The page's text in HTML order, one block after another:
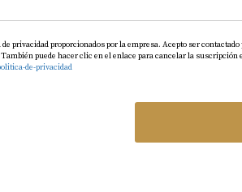
privacidad proporcionados por la empresa. Acepto ser
puede hacer clic en el enlace para cancelar la
de-privacidad